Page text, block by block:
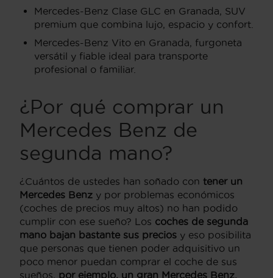
Mercedes-Benz Clase GLC en Granada, SUV
premium que combina lujo, espacio y confort.
Mercedes-Benz Vito en Granada, furgoneta
versátil y fiable ideal para transporte
profesional o familiar.
¿Por qué comprar un
Mercedes Benz de
segunda mano?
¿Cuántos de ustedes han soñado con tener un
Mercedes Benz y por problemas económicos
(coches de precios muy altos) no han podido
cumplir con ese sueño? Los coches de segunda
mano bajan bastante sus precios y eso posibilita
que personas que tienen poder adquisitivo un
poco menor puedan comprar el coche de sus
sueños, por ejemplo, un gran Mercedes Benz.